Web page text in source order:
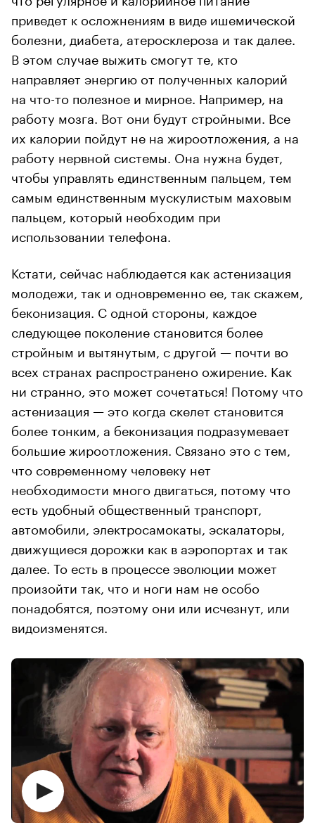
приведет к осложнениям в виде ишемической
болезни, диабета, атеросклероза и так далее.
В этом случае выжить смогут те, кто
направляет энергию от полученных калорий
на что-то полезное и мирное. Например, на
работу мозга. Вот они будут стройными. Все
их калории пойдут не на жироотложения, а на
работу нервной системы. Она нужна будет,
чтобы управлять единственным пальцем, тем
самым единственным мускулистым маховым
пальцем, который необходим при
использовании телефона.
Кстати, сейчас наблюдается как астенизация
молодежи, так и одновременно ее, так скажем,
беконизация. С одной стороны, каждое
следующее поколение становится более
стройным и вытянутым, с другой — почти во
всех странах распространено ожирение. Как
ни странно, это может сочетаться! Потому что
астенизация — это когда скелет становится
более тонким, а беконизация подразумевает
большие жироотложения. Связано это с тем,
что современному человеку нет
необходимости много двигаться, потому что
есть удобный общественный транспорт,
автомобили, электросамокаты, эскалаторы,
движущиеся дорожки как в аэропортах и так
далее. То есть в процессе эволюции может
произойти так, что и ноги нам не особо
понадобятся, поэтому они или исчезнут, или
видоизменятся.